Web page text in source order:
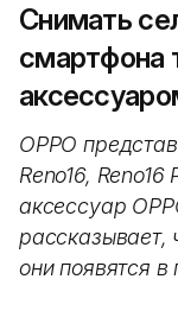
Снимать
смартфона
OPPO
Reno16,
аксессуар
рассказывает,
они появятся